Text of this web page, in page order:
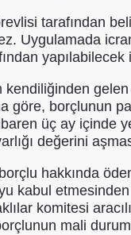
tarafından
Uygulamada
yapılabilecek
kendiliğinden
göre, borçlunun
üç ay içinde
değerini
hakkında
kabul
komitesi
mali